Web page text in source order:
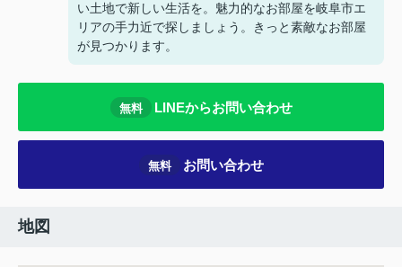
い土地で新しい生活を。魅力的なお部屋を岐阜市エ
リアの手力近で探しましょう。きっと素敵なお部屋
が見つかります。
無料 LINEからお問い合わせ
無料 お問い合わせ
地図